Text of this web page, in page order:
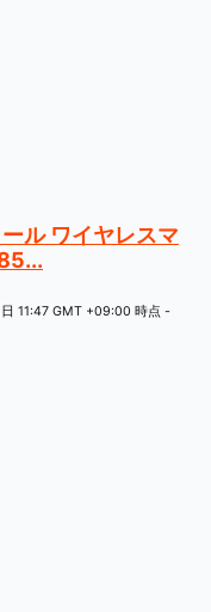
ル ワイヤレスマ
11:47 GMT +09:00 時点 -